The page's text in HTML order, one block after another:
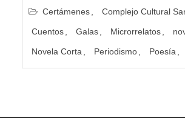
Certámenes Complejo Cultural
Cuentos Galas Microrrelatos
Novela Corta Periodismo Poesía